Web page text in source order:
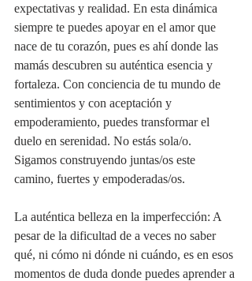
expectativas y realidad. En esta dinámica
siempre te puedes apoyar en el amor que
nace de tu corazón, pues es ahí donde las
mamás descubren su auténtica esencia y
fortaleza. Con conciencia de tu mundo de
sentimientos y con aceptación y
empoderamiento, puedes transformar el
duelo en serenidad. No estás sola/o.
Sigamos construyendo juntas/os este
camino, fuertes y empoderadas/os.
La auténtica belleza en la imperfección: A
pesar de la dificultad de a veces no saber
qué, ni cómo ni dónde ni cuándo, es en esos
momentos de duda donde puedes aprender a